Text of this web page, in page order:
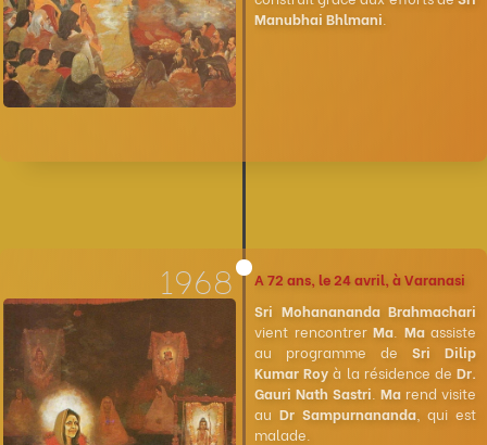
Manubhai Bhlmani
1968
A 72 ans, le 24 avril, à Varanasi
Sri Mohanananda Brahmachari
vient rencontrer Ma Maassiste
au programme de Sri Dilip
Kumar Roy à la résidence de Dr.
Gauri Nath Sastri Ma rend visite
au Dr Sampurnananda, qui est
malade.